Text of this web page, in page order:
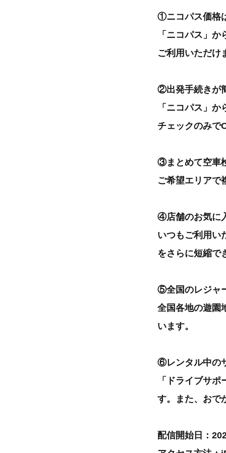
①ニコパス価格
「ニコパス」
ご利用いただけ
②出発手続きが
「ニコパス」
チェックのみで
③まとめて空車
ご希望エリアで
④店舗のお気に
いつもご利用い
をさらに短縮で
⑤全国のレジャ
全国各地の遊園
います。
⑥レンタル中の
「ドライブサ
す。また、おで
配信開始日：